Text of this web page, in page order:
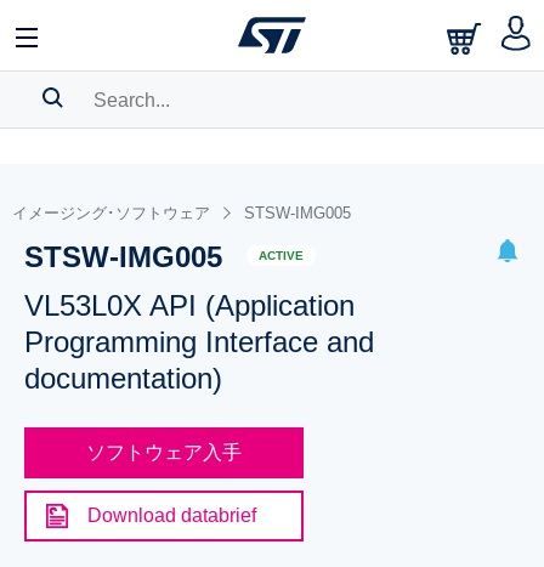
BOOKMARK
Pleaselog into show your saved searches.
イメージング･ソフトウェア STSW-IMG005
STSW-IMG005 ACTIVE
VL53L0X API (Application
Programming Interface and
documentation)
ソフトウェア入手
Download databrief